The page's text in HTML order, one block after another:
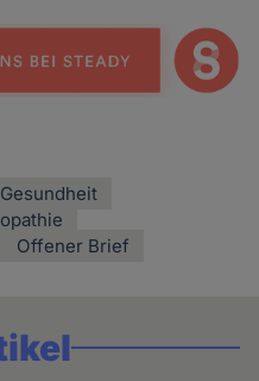
Gesundheit
Offener Brief